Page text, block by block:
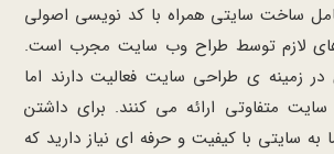
ساخت سایتی همراه با کد نویسی اصولی
لازم توسط طراح وب سایت مجرب است.
زمینه ی طراحی سایت فعالیت دارند اما
متفاوتی ارائه می کنند. برای داشتن
به سایتی با کیفیت و حرفه ای نیاز دارید که